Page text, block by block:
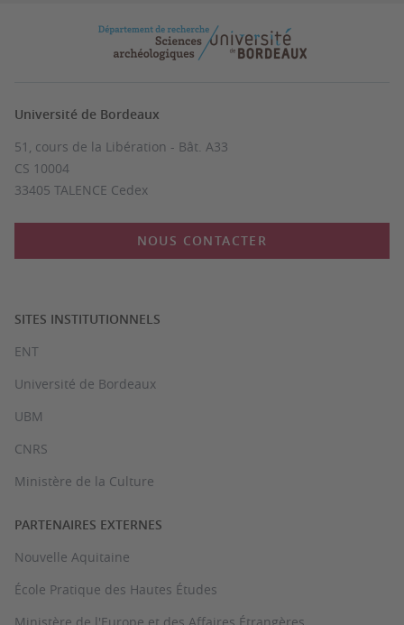
Université de Bordeaux
51, cours de la Libération - Bât. A33
CS 10004
33405 TALENCE Cedex
NOUS CONTACTER
SITES INSTITUTIONNELS
ENT
Université de Bordeaux
UBM
CNRS
Ministère de la Culture
PARTENAIRES EXTERNES
Nouvelle Aquitaine
École Pratique des Hautes Études